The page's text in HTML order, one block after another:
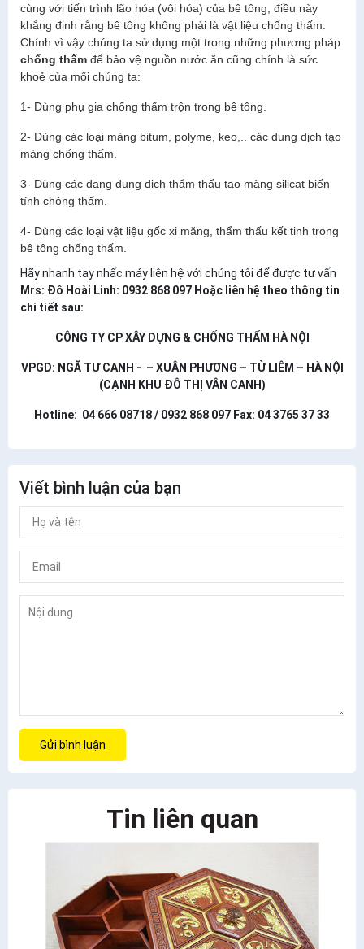
cùng với tiến trình lão hóa (vôi hóa) của bê tông, điều này
khẳng định rằng bê tông không phải là vật liệu chống thấm.
Chính vì vậy chúng ta sử dụng một trong những phương pháp
chống thấm để bảo vệ nguồn nước ăn cũng chính là sức
khoẻ của mối chúng ta:
1- Dùng phụ gia chống thấm trộn trong bê tông.
2- Dùng các loại màng bitum, polyme, keo,.. các dung dịch tạo
màng chống thấm.
3- Dùng các dạng dung dịch thẩm thấu tạo màng silicat biến
tính chông thấm.
4- Dùng các loại vật liệu gốc xi măng, thẩm thấu kết tinh trong
bê tông chống thấm.
Hãy nhanh tay nhấc máy liên hệ với chúng tôi để được tư vấn
Mrs: Đỗ Hoài Linh: 0932 868 097 Hoặc liên hệ theo thông tin
chi tiết sau:
CÔNG TY CP XÂY DỰNG & CHỐNG THẤM HÀ NỘI
VPGD: NGÃ TƯ CANH - – XUÂN PHƯƠNG – TỪ LIÊM – HÀ NỘI
(CẠNH KHU ĐÔ THỊ VÂN CANH)
Hotline: 04 666 08718 / 0932 868 097 Fax: 04 3765 37 33
Viết bình luận của bạn
Gửi bình luận
Tin liên quan